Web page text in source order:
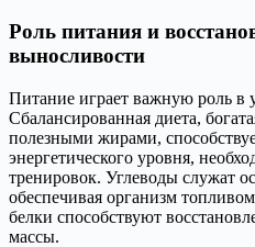
Роль питания и
выносливости
Питание играет важную роль в
Сбалансированная диета,
полезными жирами,
энергетического уровня,
тренировок. Углеводы служат
обеспечивая организм
белки способствуют
массы.